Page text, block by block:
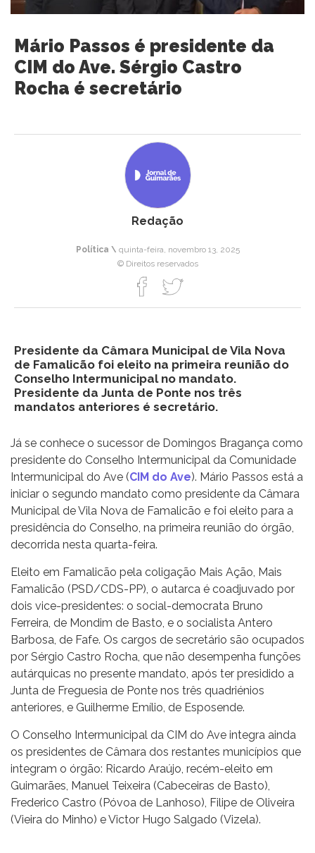
Mário Passos é presidente da
CIM do Ave. Sérgio Castro
Rocha é secretário
Redação
Política \ quinta-feira, novembro 13, 2025
© Direitos reservados
Presidente da Câmara Municipal de Vila Nova
de Famalicão foi eleito na primeira reunião do
Conselho Intermunicipal no mandato.
Presidente da Junta de Ponte nos três
mandatos anteriores é secretário.
Já se conhece o sucessor de Domingos Bragança como
presidente do Conselho Intermunicipal da Comunidade
Intermunicipal do Ave (CIM do Ave). Mário Passos está a
iniciar o segundo mandato como presidente da Câmara
Municipal de Vila Nova de Famalicão e foi eleito para a
presidência do Conselho, na primeira reunião do órgão,
decorrida nesta quarta-feira.
Eleito em Famalicão pela coligação Mais Ação, Mais
Famalicão (PSD/CDS-PP), o autarca é coadjuvado por
dois vice-presidentes: o social-democrata Bruno
Ferreira, de Mondim de Basto, e o socialista Antero
Barbosa, de Fafe. Os cargos de secretário são ocupados
por Sérgio Castro Rocha, que não desempenha funções
autárquicas no presente mandato, após ter presidido a
Junta de Freguesia de Ponte nos três quadriénios
anteriores, e Guilherme Emílio, de Esposende.
O Conselho Intermunicipal da CIM do Ave integra ainda
os presidentes de Câmara dos restantes municípios que
integram o órgão: Ricardo Araújo, recém-eleito em
Guimarães, Manuel Teixeira (Cabeceiras de Basto),
Frederico Castro (Póvoa de Lanhoso), Filipe de Oliveira
(Vieira do Minho) e Victor Hugo Salgado (Vizela).